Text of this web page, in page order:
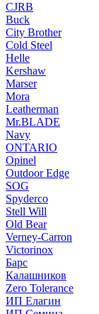
CJRB
Buck
City Brother
Cold Steel
Helle
Kershaw
Marser
Mora
Leatherman
Mr.BLADE
Navy
ONTARIO
Opinel
Outdoor Edge
SOG
Spyderco
Stell Will
Old Bear
Verney-Carron
Victorinox
Барс
Калашников
Zero Tolerance
ИП Елагин